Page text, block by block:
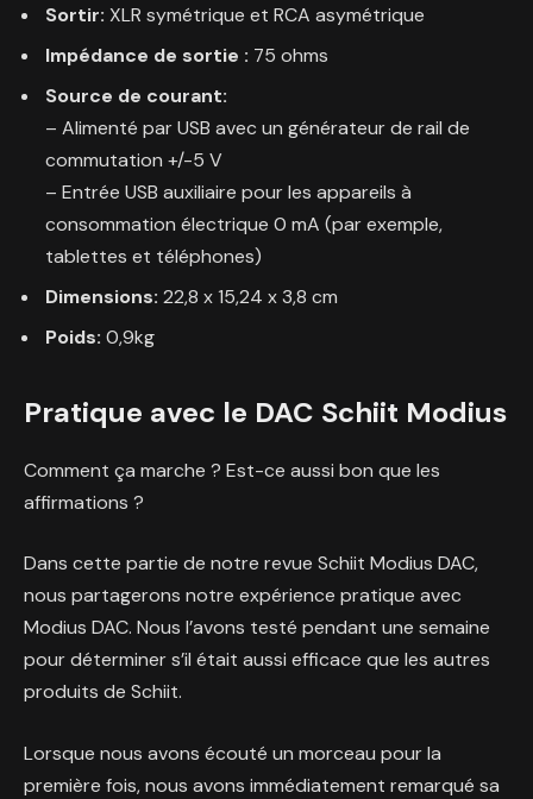
Sortir: XLR symétrique et RCA asymétrique
Impédance de sortie : 75 ohms
Source de courant:
– Alimenté par USB avec un générateur de rail de
commutation +/-5 V
– Entrée USB auxiliaire pour les appareils à
consommation électrique 0 mA (par exemple,
tablettes et téléphones)
Dimensions: 22,8 x 15,24 x 3,8 cm
Poids: 0,9kg
Pratique avec le DAC Schiit Modius
Comment ça marche ? Est-ce aussi bon que les
affirmations ?
Dans cette partie de notre revue Schiit Modius DAC,
nous partagerons notre expérience pratique avec
Modius DAC. Nous l’avons testé pendant une semaine
pour déterminer s’il était aussi efficace que les autres
produits de Schiit.
Lorsque nous avons écouté un morceau pour la
première fois, nous avons immédiatement remarqué sa